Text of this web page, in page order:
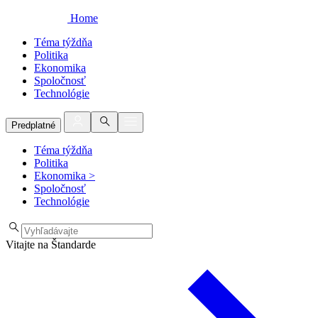
Home
Téma týždňa
Politika
Ekonomika
Spoločnosť
Technológie
Predplatné
Téma týždňa
Politika
Ekonomika >
Spoločnosť
Technológie
Vitajte na Štandarde